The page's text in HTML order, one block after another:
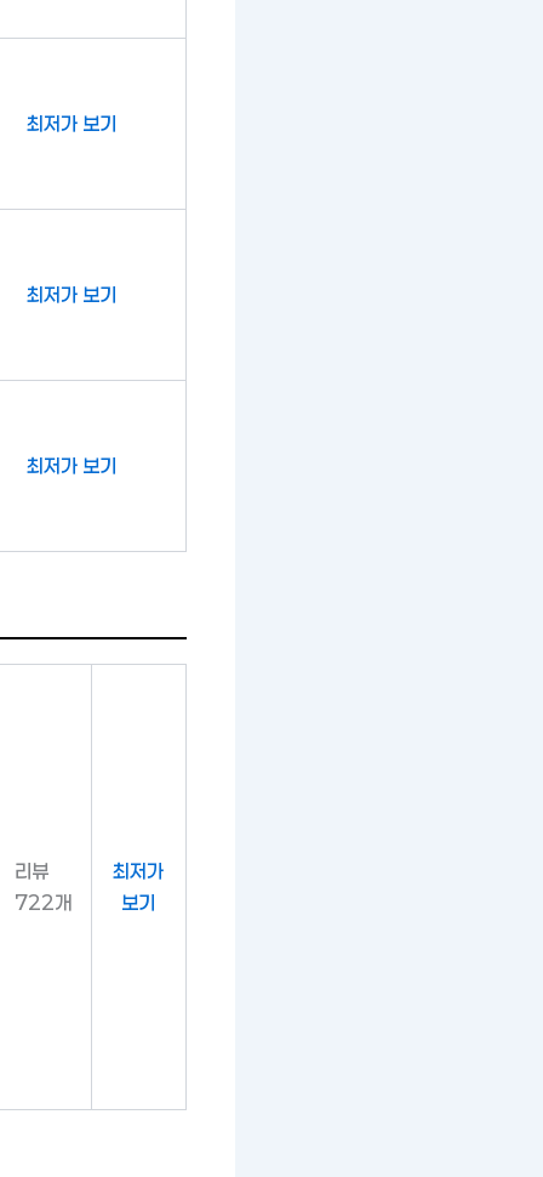
최저가 보기
최저가 보기
최저가 보기
리뷰
722개
최저가
보기